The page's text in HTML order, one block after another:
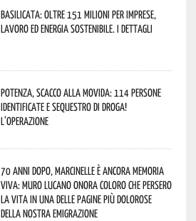
Basilicata: oltre 151 milioni per imprese,
lavoro ed energia sostenibile. I dettagli
Potenza, scacco alla movida: 114 persone
identificate e sequestro di droga!
L’operazione
70 anni dopo, Marcinelle è ancora memoria
viva: Muro Lucano onora coloro che persero
la vita in una delle pagine più dolorose
della nostra emigrazione